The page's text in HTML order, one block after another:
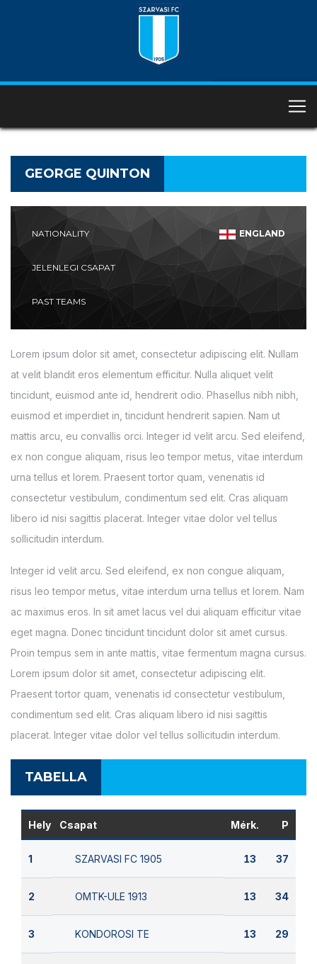
GEORGE QUINTON
NATIONALITY ENGLAND
JELENLEGI CSAPAT
PAST TEAMS
Lorem ipsum dolor sit amet, consectetur adipiscing elit. Nullam
at velit blandit eros elementum efficitur. Nulla aliquet velit
tincidunt, euismod ante id, hendrerit odio. Phasellus nibh nibh,
euismod et imperdiet in, tincidunt hendrerit sapien. Nam ut
mattis arcu, eu convallis orci. Integer id velit arcu. Sed eleifend,
ex non congue aliquam, risus leo tempor metus, vitae interdum
urna tellus et lorem. Praesent tortor quam, venenatis id
consectetur vestibulum, condimentum sed elit. Cras aliquam
libero id nisi sagittis placerat. Integer vitae dolor vel tellus
sollicitudin interdum.
Integer id velit arcu. Sed eleifend, ex non congue aliquam,
risus leo tempor metus, vitae interdum urna tellus et lorem. Nam
ac maximus eros. In sit amet lacus vel dui aliquam efficitur vitae
eget magna. Donec tincidunt tincidunt dolor sit amet cursus.
Proin tempus sem in ante mattis, vitae fermentum magna cursus.
Lorem ipsum dolor sit amet, consectetur adipiscing elit.
Praesent tortor quam, venenatis id consectetur vestibulum,
condimentum sed elit. Cras aliquam libero id nisi sagittis
placerat. Integer vitae dolor vel tellus sollicitudin interdum.
TABELLA
Hely Csapat Mérk. P
1 SZARVASI FC 1905 13 37
2 OMTK-ULE 1913 13 34
3 KONDOROSI TE 13 29